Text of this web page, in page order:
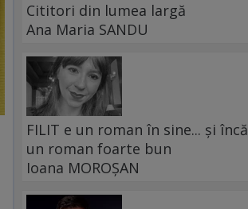
Cititori din lumea largă
Ana Maria SANDU
FILIT e un roman în sine... și încă
un roman foarte bun
Ioana MOROȘAN